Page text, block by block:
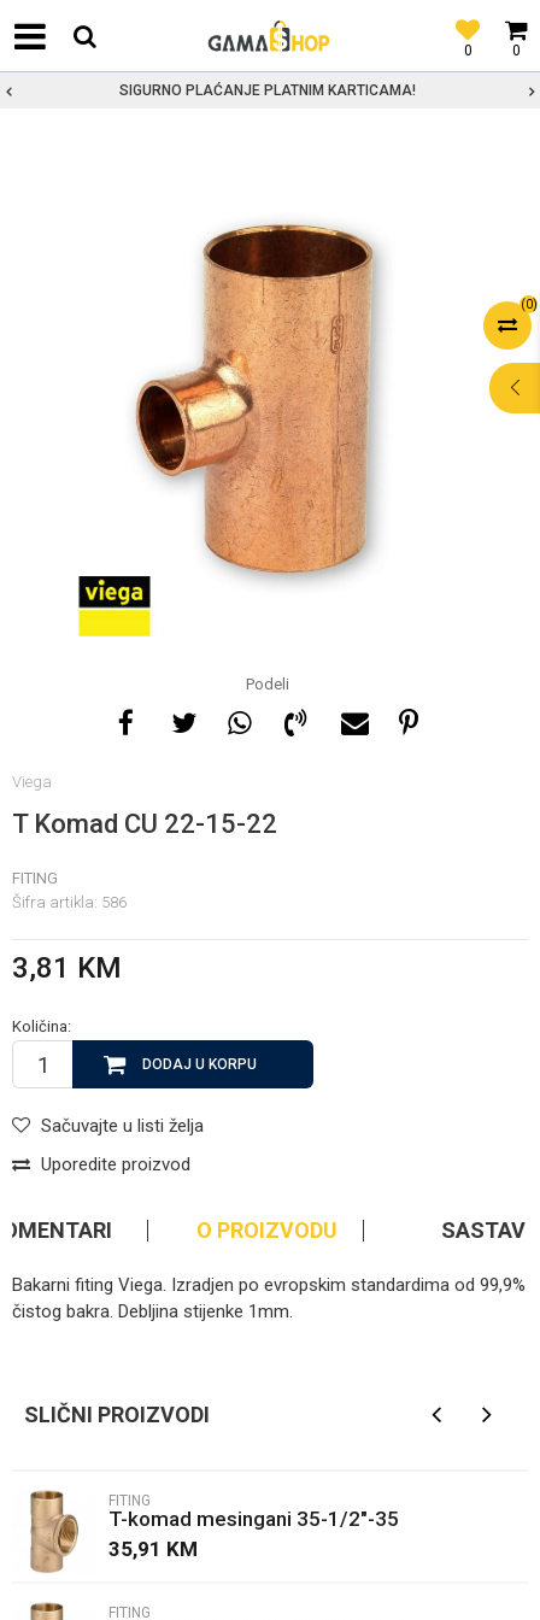
0
0
SIGURNO PLAĆANJE PLATNIM KARTICAMA!
(0)
Podeli
Viega
T Komad CU 22-15-22
FITING
Šifra artikla: 586
3,81 KM
Količina:
DODAJ U KORPU
Sačuvajte u listi želja
Uporedite proizvod
POMOĆ PRI
KUPOVINI
O PROIZVODU SASTAV
Bakarni fiting Viega. Izradjen po evropskim standardima od 99,9%
čistog bakra. Debljina stijenke 1mm.
Poruka
SLIČNI PROIZVODI
FITING
T-komad mesingani 35-1/2"-35
35,91 KM
FITING